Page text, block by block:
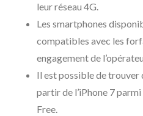
leur réseau 4G.
Les smartphones
compatibles avec les
engagement de
Il est possible de trouver
partir de l’iPhone 7
Free.